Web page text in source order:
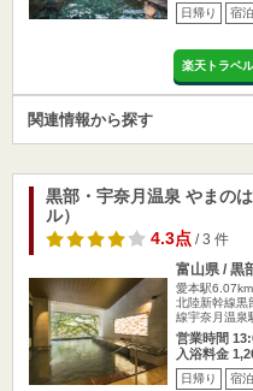
日帰り 宿泊
楽天トラベ
関連情報から探す
黒部・宇奈月温泉 やまの
ル）
4.3点/ 3 件
富山県 / 黒
愛本駅6.07km
北陸新幹線黒
線宇奈月温泉
営業時間
入浴料金
日帰り 宿泊